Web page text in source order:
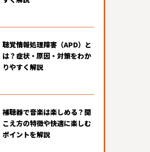
聴覚情報処理障害（APD）と
は？症状・原因・対策をわか
りやすく解説
補聴器で音楽は楽しめる？聞
こえ方の特徴や快適に楽しむ
ポイントを解説